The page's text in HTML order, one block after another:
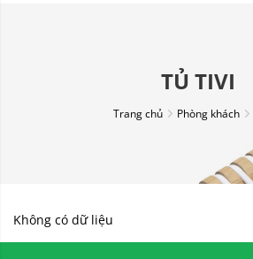
TỦ TIVI
Trang chủ Phòng khách
Không có dữ liệu